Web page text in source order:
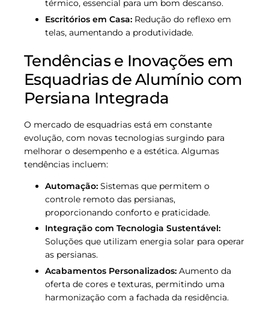
térmico, essencial para um bom descanso.
Escritórios em Casa: Redução do reflexo em
telas, aumentando a produtividade.
Tendências e Inovações em
Esquadrias de Alumínio com
Persiana Integrada
O mercado de esquadrias está em constante
evolução, com novas tecnologias surgindo para
melhorar o desempenho e a estética. Algumas
tendências incluem:
Automação: Sistemas que permitem o
controle remoto das persianas,
proporcionando conforto e praticidade.
Integração com Tecnologia Sustentável:
Soluções que utilizam energia solar para operar
as persianas.
Acabamentos Personalizados: Aumento da
oferta de cores e texturas, permitindo uma
harmonização com a fachada da residência.